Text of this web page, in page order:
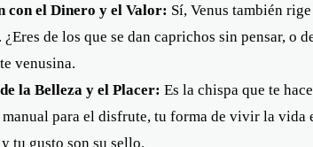
con el Dinero y el Valor: Sí, Venus también
¿Eres de los que se dan caprichos sin pensar,
venusina.
la Belleza y el Placer: Es la chispa que te
manual para el disfrute, tu forma de vivir la vida
tu gusto son su sello.